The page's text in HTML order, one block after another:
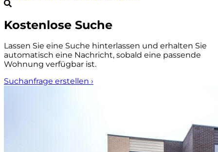
Kostenlose Suche
Lassen Sie eine Suche hinterlassen und erhalten Sie
automatisch eine Nachricht, sobald eine passende
Wohnung verfügbar ist.
Suchanfrage erstellen ›